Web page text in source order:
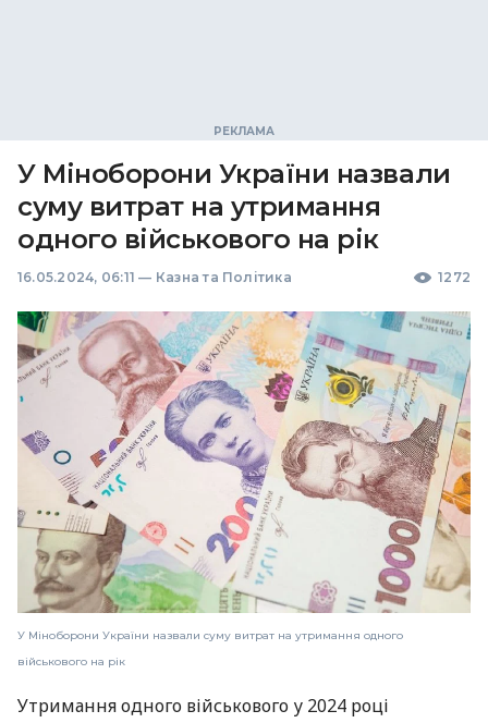
У Міноборони України назвали
суму витрат на утримання
одного військового на рік
16.05.2024, 06:11 — Казна та Політика 1272
У Міноборони України назвали суму витрат на утримання одного
військового на рік
Утримання одного військового у 2024 році